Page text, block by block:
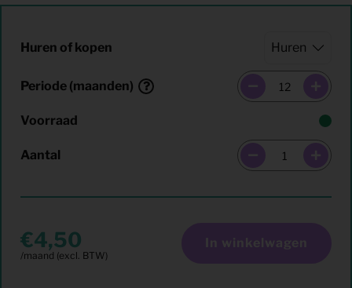
Huren of kopen
Periode (maanden)
Voorraad
Aantal
4,50 In winkelwagen